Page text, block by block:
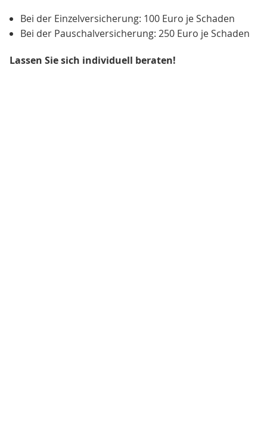
Bei der Einzelversicherung: 100 Euro je Schaden
Bei der Pauschalversicherung: 250 Euro je Schaden
Lassen Sie sich individuell beraten!